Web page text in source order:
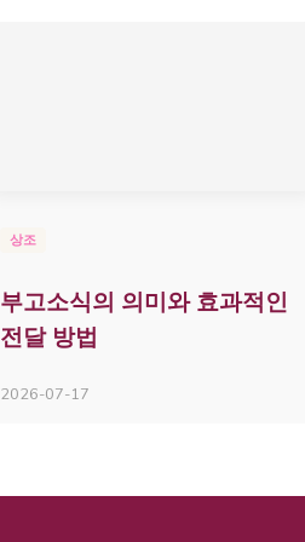
상조
부고소식의 의미와 효과적인
전달 방법
2026-07-17